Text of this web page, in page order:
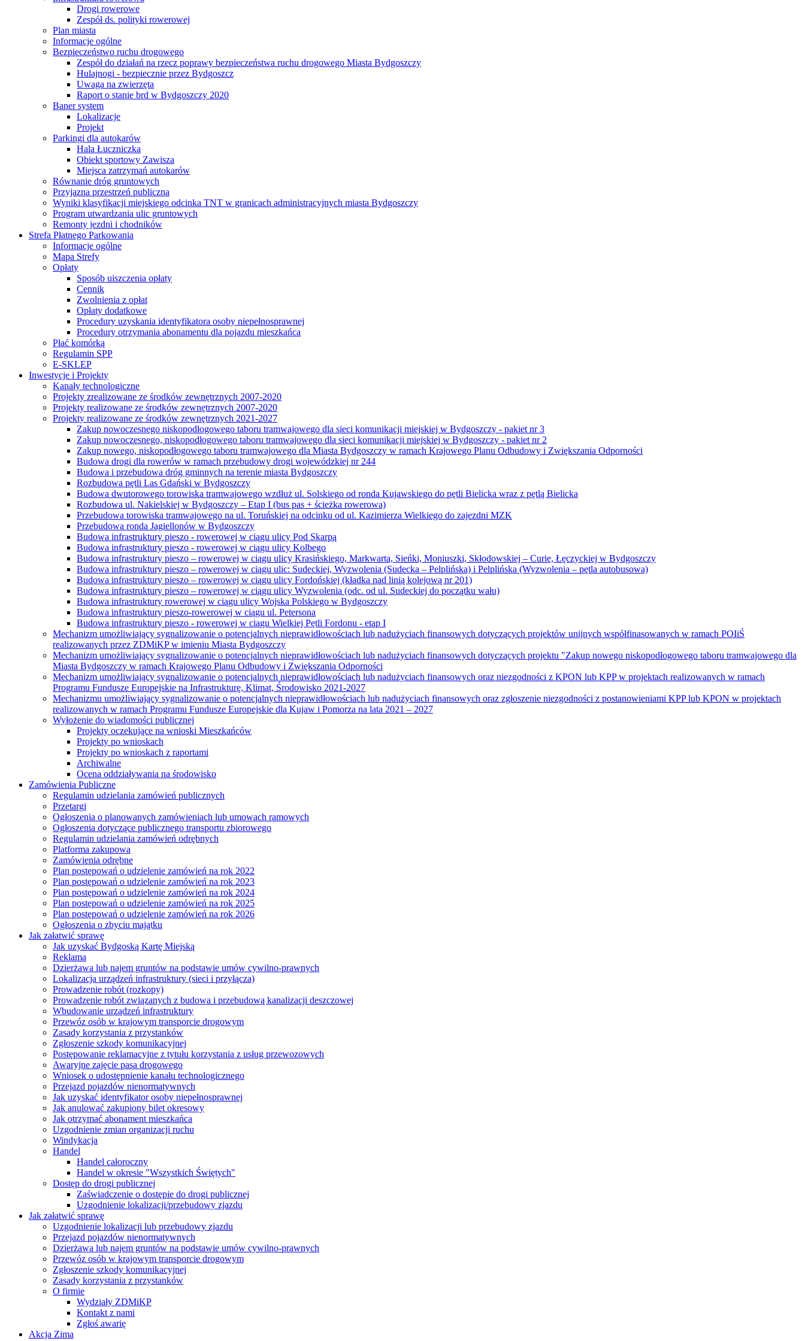
Drogi rowerowe
Zespół ds. polityki rowerowej
Plan miasta
Informacje ogólne
Bezpieczeństwo ruchu drogowego
Zespół do działań na rzecz poprawy bezpieczeństwa ruchu drogowego Miasta Bydgoszczy
Hulajnogi - bezpiecznie przez Bydgoszcz
Uwaga na zwierzęta
Raport o stanie brd w Bydgoszczy 2020
Baner system
Lokalizacje
Projekt
Parkingi dla autokarów
Hala Łuczniczka
Obiekt sportowy Zawisza
Miejsca zatrzymań autokarów
Równanie dróg gruntowych
Przyjazna przestrzeń publiczna
Wyniki klasyfikacji miejskiego odcinka TNT w granicach administracyjnych miasta Bydgoszczy
Program utwardzania ulic gruntowych
Remonty jezdni i chodników
Strefa Płatnego Parkowania
Informacje ogólne
Mapa Strefy
Opłaty
Sposób uiszczenia opłaty
Cennik
Zwolnienia z opłat
Opłaty dodatkowe
Procedury uzyskania identyfikatora osoby niepełnosprawnej
Procedury otrzymania abonamentu dla pojazdu mieszkańca
Płać komórką
Regulamin SPP
E-SKLEP
Inwestycje i Projekty
Kanały technologiczne
Projekty zrealizowane ze środków zewnętrznych 2007-2020
Projekty realizowane ze środków zewnętrznych 2007-2020
Projekty realizowane ze środków zewnętrznych 2021-2027
Zakup nowoczesnego niskopodłogowego taboru tramwajowego dla sieci komunikacji miejskiej w Bydgoszczy - pakiet nr 3
Zakup nowoczesnego, niskopodłogowego taboru tramwajowego dla sieci komunikacji miejskiej w Bydgoszczy - pakiet nr 2
Zakup nowego, niskopodłogowego taboru tramwajowego dla Miasta Bydgoszczy w ramach Krajowego Planu Odbudowy i Zwiększania Odporności
Budowa drogi dla rowerów w ramach przebudowy drogi wojewódzkiej nr 244
Budowa i przebudowa dróg gminnych na terenie miasta Bydgoszczy
Rozbudowa pętli Las Gdański w Bydgoszczy
Budowa dwutorowego torowiska tramwajowego wzdłuż ul. Solskiego od ronda Kujawskiego do pętli Bielicka wraz z pętlą Bielicka
Rozbudowa ul. Nakielskiej w Bydgoszczy – Etap I (bus pas + ścieżka rowerowa)
Przebudowa torowiska tramwajowego na ul. Toruńskiej na odcinku od ul. Kazimierza Wielkiego do zajezdni MZK
Przebudowa ronda Jagiellonów w Bydgoszczy
Budowa infrastruktury pieszo - rowerowej w ciągu ulicy Pod Skarpą
Budowa infrastruktury pieszo - rowerowej w ciągu ulicy Kolbego
Budowa infrastruktury pieszo – rowerowej w ciągu ulicy Krasińskiego, Markwarta, Sieńki, Moniuszki, Skłodowskiej – Curie, Łęczyckiej w Bydgoszczy
Budowa infrastruktury pieszo – rowerowej w ciągu ulic: Sudeckiej, Wyzwolenia (Sudecka – Pelplińska) i Pelplińska (Wyzwolenia – pętla autobusowa)
Budowa infrastruktury pieszo – rowerowej w ciągu ulicy Fordońskiej (kładka nad linią kolejową nr 201)
Budowa infrastruktury pieszo – rowerowej w ciągu ulicy Wyzwolenia (odc. od ul. Sudeckiej do początku wału)
Budowa infrastruktury rowerowej w ciągu ulicy Wojska Polskiego w Bydgoszczy
Budowa infrastruktury pieszo-rowerowej w ciągu ul. Petersona
Budowa infrastruktury pieszo - rowerowej w ciągu Wielkiej Pętli Fordonu - etap I
Mechanizm umożliwiający sygnalizowanie o potencjalnych nieprawidłowościach lub nadużyciach finansowych dotyczących projektów unijnych współfinasowanych w ramach POIiŚ
realizowanych przez ZDMiKP w imieniu Miasta Bydgoszczy
Mechanizm umożliwiający sygnalizowanie o potencjalnych nieprawidłowościach lub nadużyciach finansowych dotyczących projektu "Zakup nowego niskopodłogowego taboru tramwajowego dla
Miasta Bydgoszczy w ramach Krajowego Planu Odbudowy i Zwiększania Odporności
Mechanizm umożliwiający sygnalizowanie o potencjalnych nieprawidłowościach lub nadużyciach finansowych oraz niezgodności z KPON lub KPP w projektach realizowanych w ramach
Programu Fundusze Europejskie na Infrastrukturę, Klimat, Środowisko 2021-2027
Mechanizmu umożliwiający sygnalizowanie o potencjalnych nieprawidłowościach lub nadużyciach finansowych oraz zgłoszenie niezgodności z postanowieniami KPP lub KPON w projektach
realizowanych w ramach Programu Fundusze Europejskie dla Kujaw i Pomorza na lata 2021 – 2027
Wyłożenie do wiadomości publicznej
Projekty oczekujące na wnioski Mieszkańców
Projekty po wnioskach
Projekty po wnioskach z raportami
Archiwalne
Ocena oddziaływania na środowisko
Zamówienia Publiczne
Regulamin udzielania zamówień publicznych
Przetargi
Ogłoszenia o planowanych zamówieniach lub umowach ramowych
Ogłoszenia dotyczące publicznego transportu zbiorowego
Regulamin udzielania zamówień odrębnych
Platforma zakupowa
Zamówienia odrębne
Plan postępowań o udzielenie zamówień na rok 2022
Plan postępowań o udzielenie zamówień na rok 2023
Plan postępowań o udzielenie zamówień na rok 2024
Plan postępowań o udzielenie zamówień na rok 2025
Plan postępowań o udzielenie zamówień na rok 2026
Ogłoszenia o zbyciu majątku
Jak załatwić sprawę
Jak uzyskać Bydgoską Kartę Miejską
Reklama
Dzierżawa lub najem gruntów na podstawie umów cywilno-prawnych
Lokalizacja urządzeń infrastruktury (sieci i przyłącza)
Prowadzenie robót (rozkopy)
Prowadzenie robót związanych z budowa i przebudową kanalizacji deszczowej
Wbudowanie urządzeń infrastruktury
Przewóz osób w krajowym transporcie drogowym
Zasady korzystania z przystanków
Zgłoszenie szkody komunikacyjnej
Postępowanie reklamacyjne z tytułu korzystania z usług przewozowych
Awaryjne zajęcie pasa drogowego
Wniosek o udostępnienie kanału technologicznego
Przejazd pojazdów nienormatywnych
Jak uzyskać identyfikator osoby niepełnosprawnej
Jak anulować zakupiony bilet okresowy
Jak otrzymać abonament mieszkańca
Uzgodnienie zmian organizacji ruchu
Windykacja
Handel
Handel całoroczny
Handel w okresie "Wszystkich Świętych"
Dostęp do drogi publicznej
Zaświadczenie o dostępie do drogi publicznej
Uzgodnienie lokalizacji/przebudowy zjazdu
Jak załatwić sprawę
Uzgodnienie lokalizacji lub przebudowy zjazdu
Przejazd pojazdów nienormatywnych
Dzierżawa lub najem gruntów na podstawie umów cywilno-prawnych
Przewóz osób w krajowym transporcie drogowym
Zgłoszenie szkody komunikacyjnej
Zasady korzystania z przystanków
O firmie
Wydziały ZDMiKP
Kontakt z nami
Zgłoś awarię
Akcja Zima